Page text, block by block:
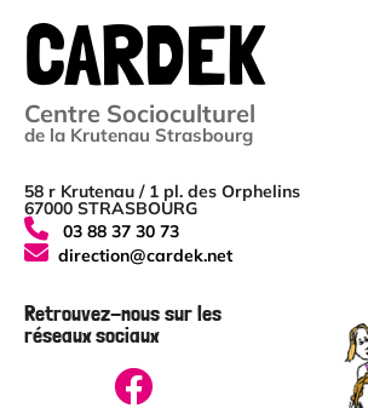
CARDEK
Centre Socioculturel
de la Krutenau Strasbourg
58 r Krutenau / 1 pl. des Orphelins
67000 STRASBOURG
03 88 37 30 73
direction@cardek.net
Retrouvez-nous sur les
réseaux sociaux